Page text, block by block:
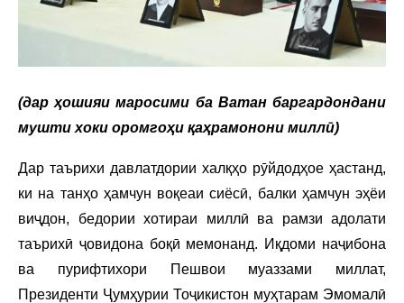
(дар ҳошияи маросими ба Ватан баргардондани
мушти хоки оромгоҳи қаҳрамонони миллӣ)
Дар таърихи давлатдории халқҳо рӯйдодҳое ҳастанд,
ки на танҳо ҳамчун воқеаи сиёсӣ, балки ҳамчун эҳёи
виҷдон, бедории хотираи миллӣ ва рамзи адолати
таърихӣ ҷовидона боқӣ мемонанд. Иқдоми наҷибона
ва пурифтихори Пешвои муаззами миллат,
Президенти Ҷумҳурии Тоҷикистон муҳтарам Эмомалӣ